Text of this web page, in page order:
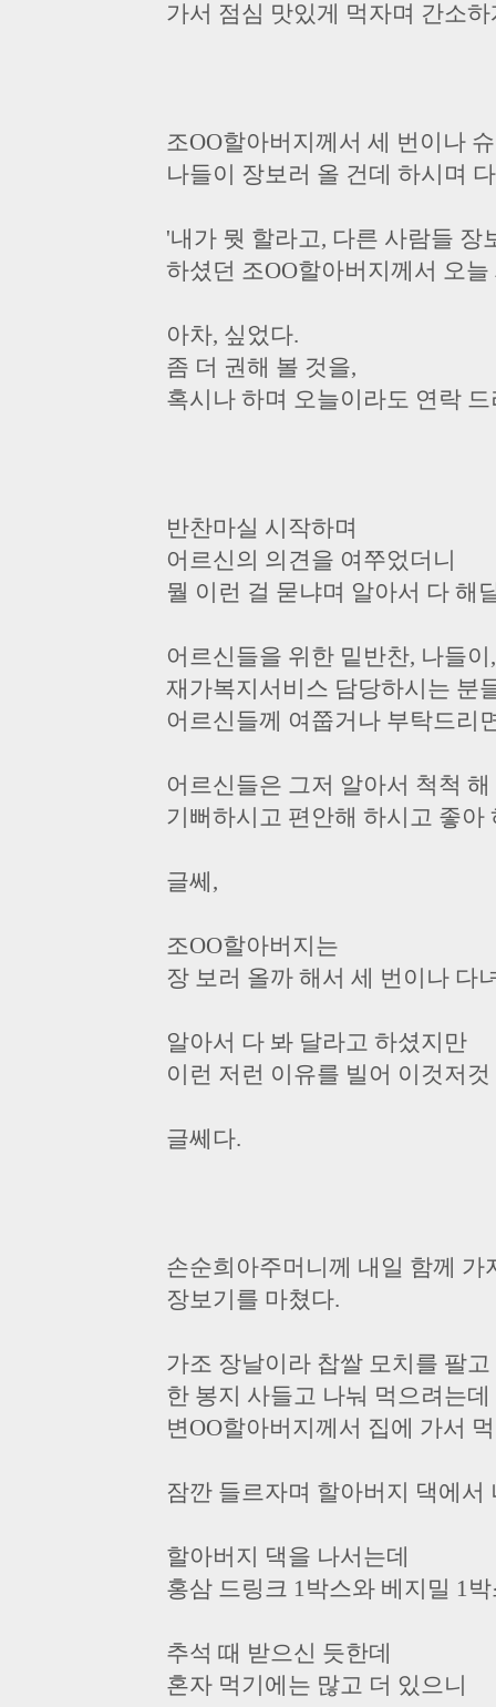
가서 점심 맛있게 먹자며 간소
조OO할아버지께서 세 번이나
나들이 장보러 올 건데 하시며
'내가 뭣 할라고, 다른 사람들 장
하셨던 조OO할아버지께서 오늘
아차, 싶었다.
좀 더 권해 볼 것을,
혹시나 하며 오늘이라도 연락
반찬마실 시작하며
어르신의 의견을 여쭈었더니
뭘 이런 걸 묻냐며 알아서 다 해
어르신들을 위한 밑반찬, 나들이
재가복지서비스 담당하시는 분
어르신들께 여쭙거나 부탁드리
어르신들은 그저 알아서 척척
기뻐하시고 편안해 하시고 좋아
글쎄,
조OO할아버지는
장 보러 올까 해서 세 번이나 다
알아서 다 봐 달라고 하셨지만
이런 저런 이유를 빌어 이것저
글쎄다.
손순희아주머니께 내일 함께 가
장보기를 마쳤다.
가조 장날이라 찹쌀 모치를 팔
한 봉지 사들고 나눠 먹으려는데
변OO할아버지께서 집에 가서
잠깐 들르자며 할아버지 댁에서
할아버지 댁을 나서는데
홍삼 드링크 1박스와 베지밀 1
추석 때 받으신 듯한데
혼자 먹기에는 많고 더 있으니